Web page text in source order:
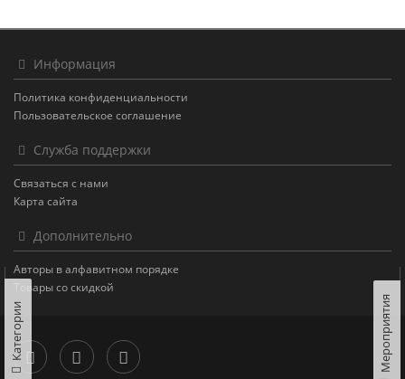
Информация
Политика конфиденциальности
Пользовательское соглашение
Служба поддержки
Связаться с нами
Карта сайта
Дополнительно
Авторы в алфавитном порядке
Товары со скидкой
Категории Мероприятия